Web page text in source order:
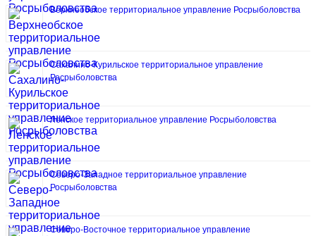
Верхнеобское территориальное управление Росрыболовства
Сахалино-Курильское территориальное управление
Росрыболовства
Ленское территориальное управление Росрыболовства
Северо-Западное территориальное управление
Росрыболовства
Северо-Восточное территориальное управление